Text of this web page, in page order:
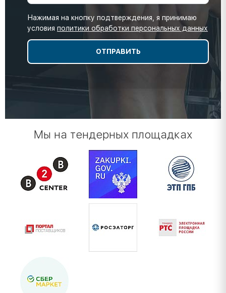
Нажимая на кнопку подтверждения, я принимаю
условия политики обработки персональных данных
Мы на тендерных площадках